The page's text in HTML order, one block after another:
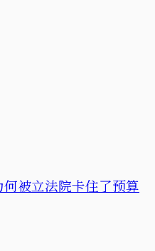
被立法院卡住了预算